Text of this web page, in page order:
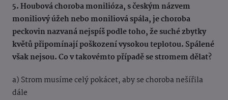
5. Houbová choroba monilióza, s českým názvem
moniliový úžeh nebo moniliová spála, je choroba
peckovin nazvaná nejspíš podle toho, že suché zbytky
květů připomínají poškození vysokou teplotou. Spálené
však nejsou. Co v takovémto případě se stromem dělat?
a) Strom musíme celý pokácet, aby se choroba nešířila
dále